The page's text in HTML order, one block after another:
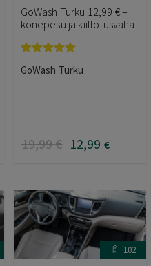
GoWash Turku 12,99 € –
konepesu ja kiillotusvaha
tuotteesta:
GoWash Turku
19,99€ 12,99 €
102